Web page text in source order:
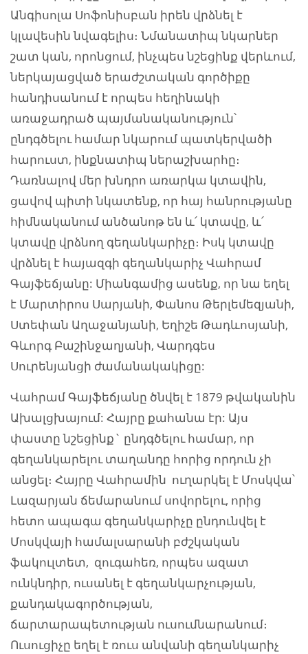
Անգիսոլա Սոֆոնիսբան իրեն վրձնել է
կլավեսին նվագելիս։ Նմանատիպ նկարներ
շատ կան, որոնցում, ինչպես նշեցինք վերևում,
ներկայացված երաժշտական գործիքը
հանդիսանում է որպես հեղինակի
առաջադրած պայմանականություն՝
ընդգծելու համար նկարում պատկերվածի
հարուստ, ինքնատիպ ներաշխարհը։
Դառնալով մեր խնդրո առարկա կտավին,
ցավով պիտի նկատենք, որ հայ հանրությանը
հիմնականում անծանոթ են և՛ կտավը, և՛
կտավը վրձնող գեղանկարիչը։ Իսկ կտավը
վրձնել է հայազգի գեղանկարիչ Վահրամ
Գայֆեճյանը: Միանգամից ասենք, որ նա եղել
է Մարտիրոս Սարյանի, Փանոս Թերլեմեզյանի,
Ստեփան Աղաջանյանի, Եղիշե Թադևոսյանի,
Գևորգ Բաշինջաղյանի, Վարդգես
Սուրենյանցի ժամանակակիցը:
Վահրամ Գայֆեճյանը ծնվել է 1879 թվականին
Ախալցխայում: Հայրը քահանա էր: Այս
փաստը նշեցինք` ընդգծելու համար, որ
գեղանկարելու տաղանդը հորից որդուն չի
անցել։ Հայրը Վահրամին ուղարկել է Մոսկվա՝
Լազարյան ճեմարանում սովորելու, որից
հետո ապագա գեղանկարիչը ընդունվել է
Մոսկվայի համալսարանի բժշկական
ֆակուլտետ, զուգահեռ, որպես ազատ
ունկնդիր, ուսանել է գեղանկարչության,
քանդակագործության,
ճարտարապետության ուսումնարանում։
Ուսուցիչը եղել է ռուս անվանի գեղանկարիչ